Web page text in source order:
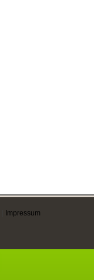
Impressum